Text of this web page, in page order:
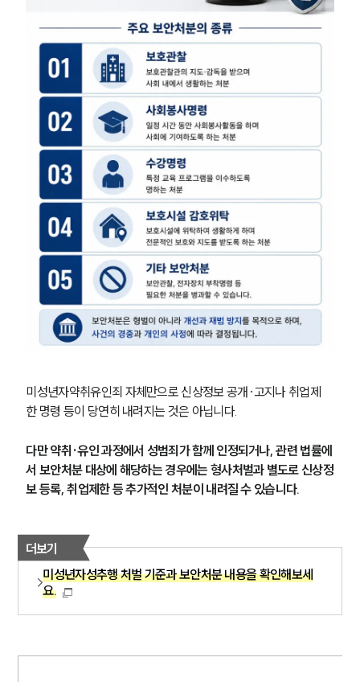
소식/자료
언론보도
공지사항
법률 블로그
법률서식
뉴스레터/브로슈어
세미나
대륜법률상담예약
대륜법률상담예약
미성년자약취유인죄 자체만으로 신상정보 공개·고지나 취업제
한 명령 등이 당연히 내려지는 것은 아닙니다.
다만 약취·유인 과정에서 성범죄가 함께 인정되거나, 관련 법률에
서 보안처분 대상에 해당하는 경우에는 형사처벌과 별도로 신상정
보 등록, 취업제한 등 추가적인 처분이 내려질 수 있습니다.
더보기
미성년자성추행 처벌 기준과 보안처분 내용을 확인해보세
요.